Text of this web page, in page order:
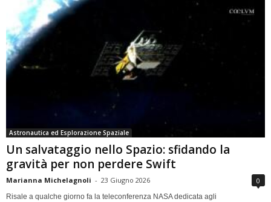
Astronautica ed Esplorazione Spaziale
Un salvataggio nello Spazio: sfidando la
gravità per non perdere Swift
Marianna Michelagnoli - 23 Giugno 2026 0
Risale a qualche giorno fa la teleconferenza NASA dedicata agli